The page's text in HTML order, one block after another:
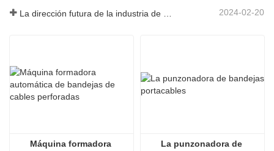
2024-02-20
Máquina formadora
La punzonadora de